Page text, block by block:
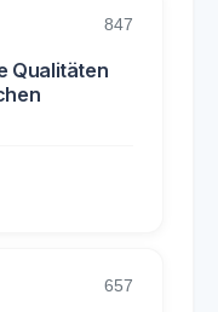
847
Qualitäten
657